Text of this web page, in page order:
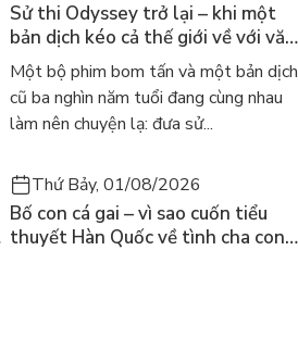
Sử thi Odyssey trở lại – khi một
bản dịch kéo cả thế giới về với văn
học kinh điển
Một bộ phim bom tấn và một bản dịch
cũ ba nghìn năm tuổi đang cùng nhau
làm nên chuyện lạ: đưa sử...
Thứ Bảy, 01/08/2026
Bố con cá gai – vì sao cuốn tiểu
thuyết Hàn Quốc về tình cha con